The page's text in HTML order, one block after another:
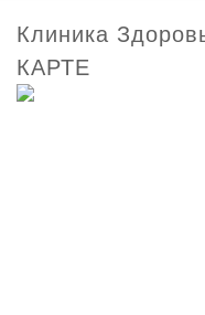
Клиника
КАРТЕ